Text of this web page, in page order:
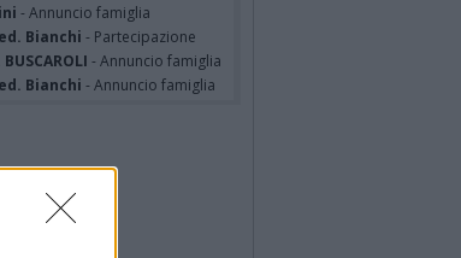
- Annuncio famiglia
Bianchi - Partecipazione
- Annuncio famiglia
Bianchi - Annuncio famiglia